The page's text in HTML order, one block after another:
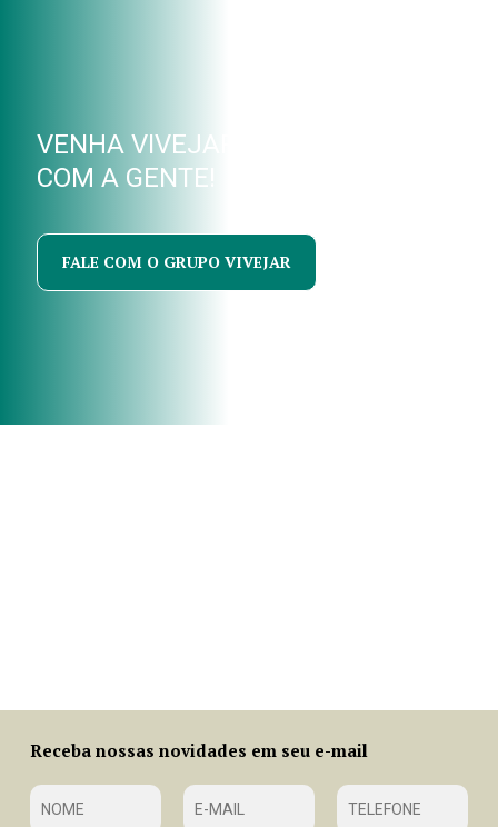
VENHA VIVEJAR
COM A GENTE!
FALE COM O GRUPO VIVEJAR
Receba nossas novidades em seu e-mail